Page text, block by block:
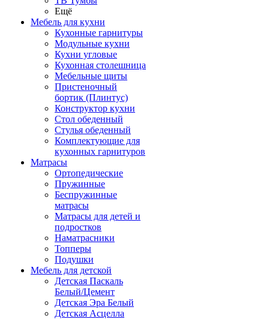
Ещё
Мебель для кухни
Кухонные гарнитуры
Модульные кухни
Кухни угловые
Кухонная столешница
Мебельные щиты
Пристеночный
бортик (Плинтус)
Конструктор кухни
Стол обеденный
Стулья обеденный
Комплектующие для
кухонных гарнитуров
Матраcы
Ортопедические
Пружинные
Беспружинные
матрасы
Матрасы для детей и
подростков
Наматрасники
Топперы
Подушки
Мебель для детской
Детская Паскаль
Белый/Цемент
Детская Эра Белый
Детская Асцелла